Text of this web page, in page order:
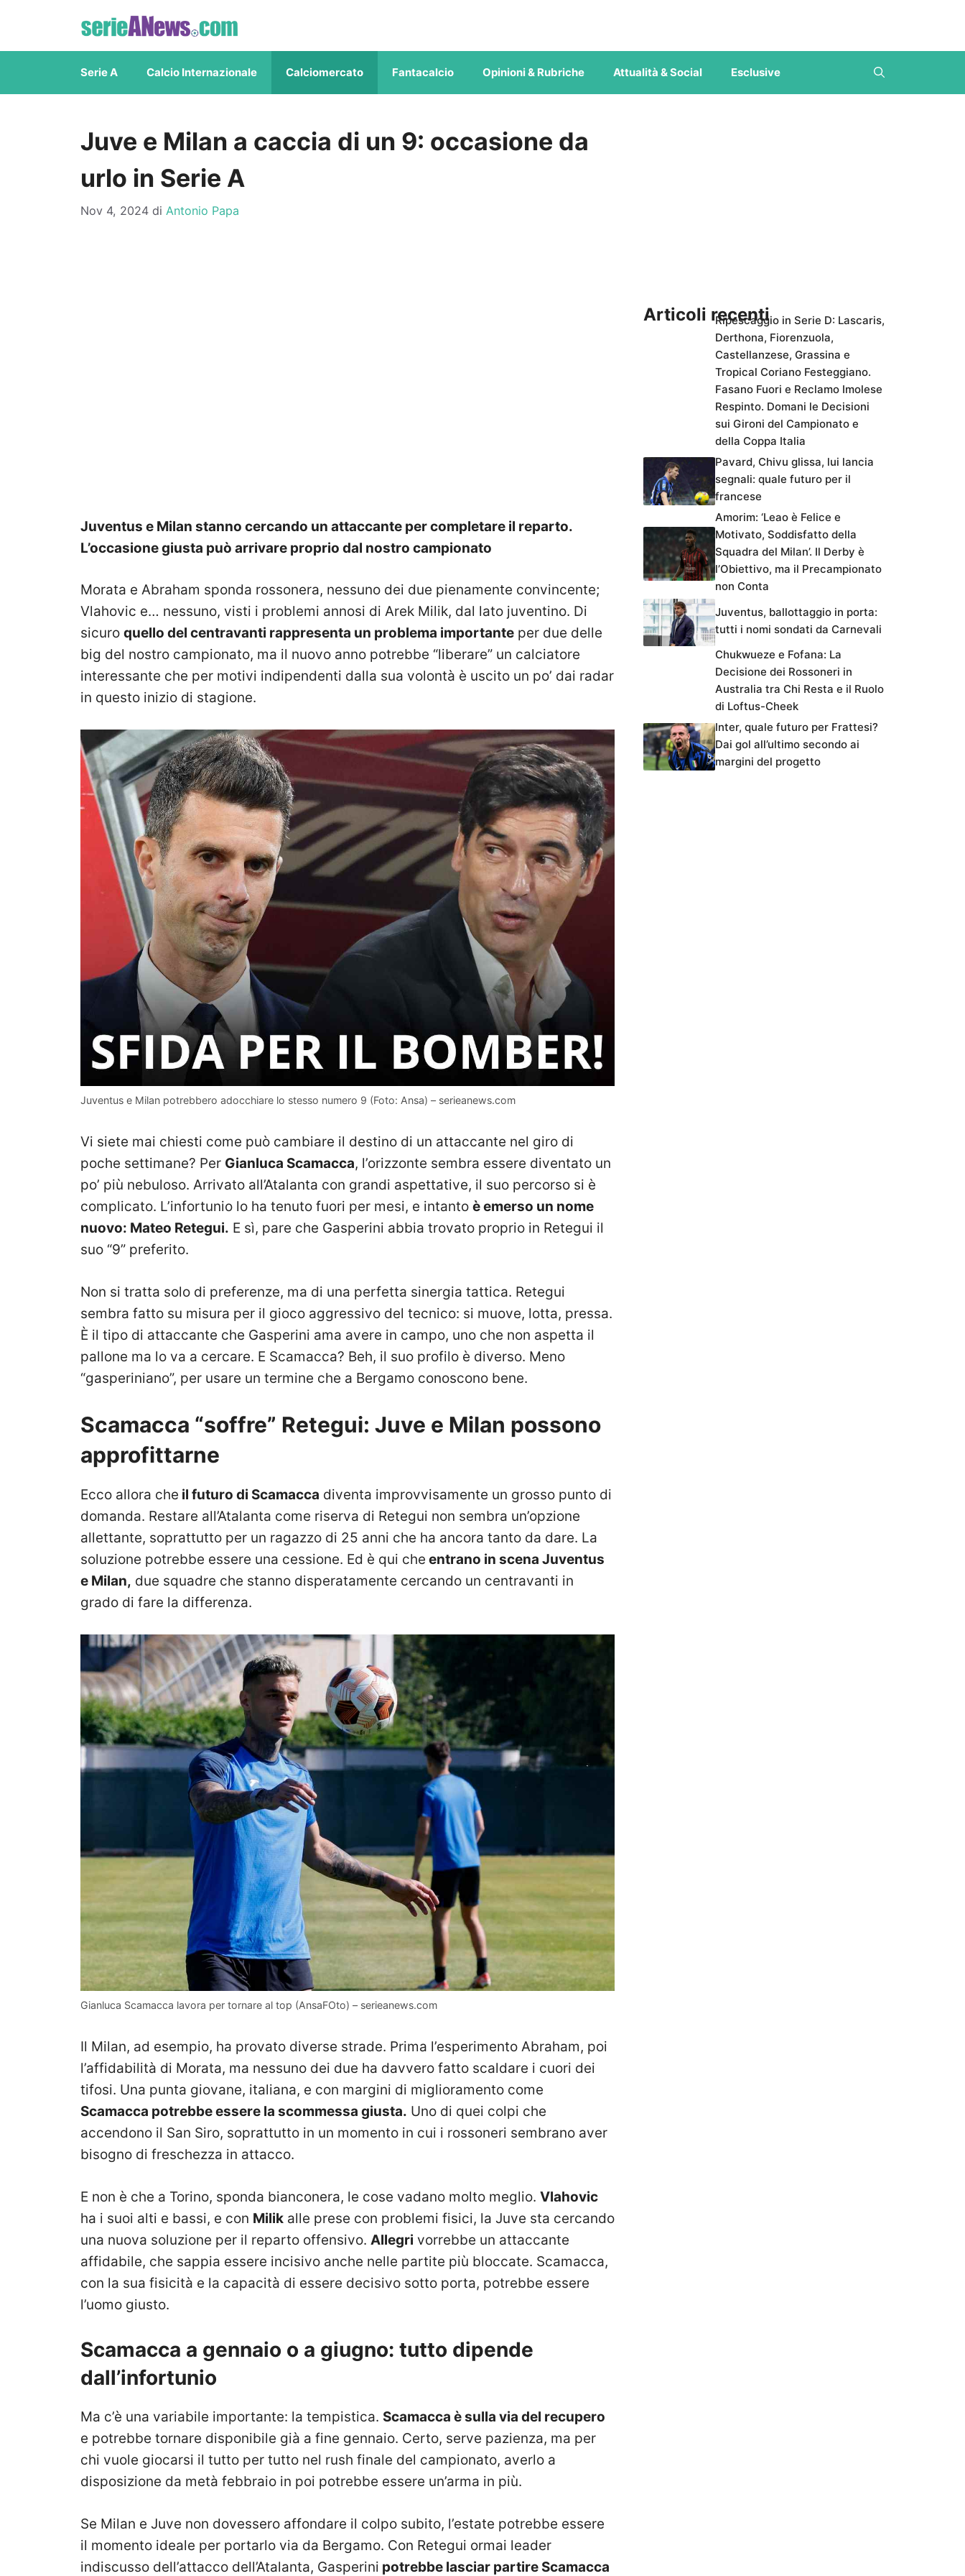
contenuto
Serie A Calcio Internazionale Calciomercato Fantacalcio Opinioni & Rubriche Attualità & Social Esclusive
Juve e Milan a caccia di un 9: occasione da
urlo in Serie A
Nov 4, 2024 di Antonio Papa
Juventus e Milan stanno cercando un attaccante per completare il reparto.
L’occasione giusta può arrivare proprio dal nostro campionato
Morata e Abraham sponda rossonera, nessuno dei due pienamente convincente;
Vlahovic e… nessuno, visti i problemi annosi di Arek Milik, dal lato juventino. Di
sicuro quello del centravanti rappresenta un problema importante per due delle
big del nostro campionato, ma il nuovo anno potrebbe “liberare” un calciatore
interessante che per motivi indipendenti dalla sua volontà è uscito un po’ dai radar
in questo inizio di stagione.
Juventus e Milan potrebbero adocchiare lo stesso numero 9 (Foto: Ansa) – serieanews.com
Vi siete mai chiesti come può cambiare il destino di un attaccante nel giro di
poche settimane? Per Gianluca Scamacca, l’orizzonte sembra essere diventato un
po’ più nebuloso. Arrivato all’Atalanta con grandi aspettative, il suo percorso si è
complicato. L’infortunio lo ha tenuto fuori per mesi, e intanto è emerso un nome
nuovo: Mateo Retegui. E sì, pare che Gasperini abbia trovato proprio in Retegui il
suo “9” preferito.
Non si tratta solo di preferenze, ma di una perfetta sinergia tattica. Retegui
sembra fatto su misura per il gioco aggressivo del tecnico: si muove, lotta, pressa.
È il tipo di attaccante che Gasperini ama avere in campo, uno che non aspetta il
pallone ma lo va a cercare. E Scamacca? Beh, il suo profilo è diverso. Meno
“gasperiniano”, per usare un termine che a Bergamo conoscono bene.
Scamacca “soffre” Retegui: Juve e Milan possono
approfittarne
Ecco allora che il futuro di Scamacca diventa improvvisamente un grosso punto di
domanda. Restare all’Atalanta come riserva di Retegui non sembra un’opzione
allettante, soprattutto per un ragazzo di 25 anni che ha ancora tanto da dare. La
soluzione potrebbe essere una cessione. Ed è qui che entrano in scena Juventus
e Milan, due squadre che stanno disperatamente cercando un centravanti in
grado di fare la differenza.
Gianluca Scamacca lavora per tornare al top (AnsaFOto) – serieanews.com
Il Milan, ad esempio, ha provato diverse strade. Prima l’esperimento Abraham, poi
l’affidabilità di Morata, ma nessuno dei due ha davvero fatto scaldare i cuori dei
tifosi. Una punta giovane, italiana, e con margini di miglioramento come
Scamacca potrebbe essere la scommessa giusta. Uno di quei colpi che
accendono il San Siro, soprattutto in un momento in cui i rossoneri sembrano aver
bisogno di freschezza in attacco.
E non è che a Torino, sponda bianconera, le cose vadano molto meglio. Vlahovic
ha i suoi alti e bassi, e con Milik alle prese con problemi fisici, la Juve sta cercando
una nuova soluzione per il reparto offensivo. Allegri vorrebbe un attaccante
affidabile, che sappia essere incisivo anche nelle partite più bloccate. Scamacca,
con la sua fisicità e la capacità di essere decisivo sotto porta, potrebbe essere
l’uomo giusto.
Scamacca a gennaio o a giugno: tutto dipende
dall’infortunio
Ma c’è una variabile importante: la tempistica. Scamacca è sulla via del recupero
e potrebbe tornare disponibile già a fine gennaio. Certo, serve pazienza, ma per
chi vuole giocarsi il tutto per tutto nel rush finale del campionato, averlo a
disposizione da metà febbraio in poi potrebbe essere un’arma in più.
Se Milan e Juve non dovessero affondare il colpo subito, l’estate potrebbe essere
il momento ideale per portarlo via da Bergamo. Con Retegui ormai leader
indiscusso dell’attacco dell’Atalanta, Gasperini potrebbe lasciar partire Scamacca
Articoli recentiRipescaggio in Serie D: Lascaris,
Derthona, Fiorenzuola,
Castellanzese, Grassina e
Tropical Coriano Festeggiano.
Fasano Fuori e Reclamo Imolese
Respinto. Domani le Decisioni
sui Gironi del Campionato e
della Coppa Italia
Pavard, Chivu glissa, lui lancia
segnali: quale futuro per il
francese
Amorim: ‘Leao è Felice e
Motivato, Soddisfatto della
Squadra del Milan’. Il Derby è
l’Obiettivo, ma il Precampionato
non Conta
Juventus, ballottaggio in porta:
tutti i nomi sondati da Carnevali
Chukwueze e Fofana: La
Decisione dei Rossoneri in
Australia tra Chi Resta e il Ruolo
di Loftus-Cheek
Inter, quale futuro per Frattesi?
Dai gol all’ultimo secondo ai
margini del progetto